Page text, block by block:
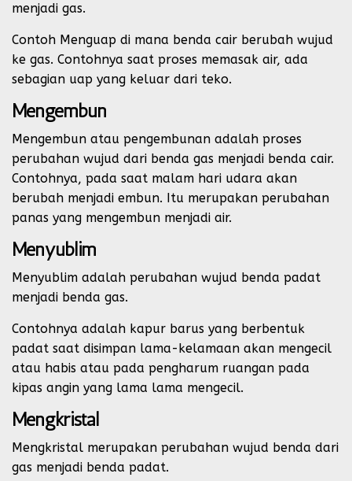
menjadi gas.
Contoh Menguap di mana benda cair berubah wujud
ke gas. Contohnya saat proses memasak air, ada
sebagian uap yang keluar dari teko.
Mengembun
Mengembun atau pengembunan adalah proses
perubahan wujud dari benda gas menjadi benda cair.
Contohnya, pada saat malam hari udara akan
berubah menjadi embun. Itu merupakan perubahan
panas yang mengembun menjadi air.
Menyublim
Menyublim adalah perubahan wujud benda padat
menjadi benda gas.
Contohnya adalah kapur barus yang berbentuk
padat saat disimpan lama-kelamaan akan mengecil
atau habis atau pada pengharum ruangan pada
kipas angin yang lama lama mengecil.
Mengkristal
Mengkristal merupakan perubahan wujud benda dari
gas menjadi benda padat.